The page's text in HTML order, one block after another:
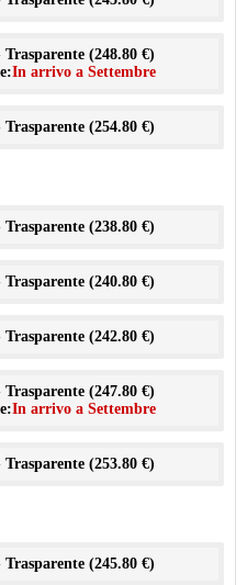
(248.80 €)
In arrivo a Settembre
(254.80 €)
(238.80 €)
(240.80 €)
(242.80 €)
(247.80 €)
In arrivo a Settembre
(253.80 €)
(245.80 €)